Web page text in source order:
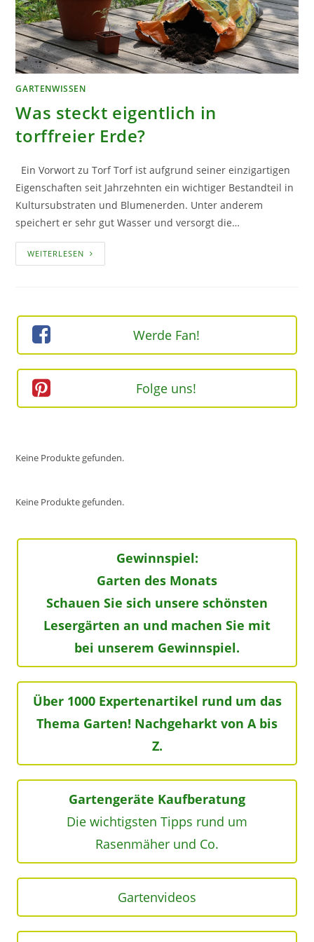
GARTENWISSEN
Was steckt eigentlich in
torffreier Erde?
Ein Vorwort zu Torf Torf ist aufgrund seiner einzigartigen
Eigenschaften seit Jahrzehnten ein wichtiger Bestandteil in
Kultursubstraten und Blumenerden. Unter anderem
speichert er sehr gut Wasser und versorgt die…
WEITERLESEN WAS
STECKT
Werde Fan!
Folge uns!
Keine Produkte gefunden.
Keine Produkte gefunden.
Gewinnspiel:
Garten des Monats
Schauen Sie sich unsere schönsten
Lesergärten an und machen Sie mit
bei unserem Gewinnspiel.
Über 1000 Expertenartikel rund um das
Thema Garten! Nachgeharkt von A bis
Z.
Gartengeräte Kaufberatung
Die wichtigsten Tipps rund um
Rasenmäher und Co.
Gartenvideos